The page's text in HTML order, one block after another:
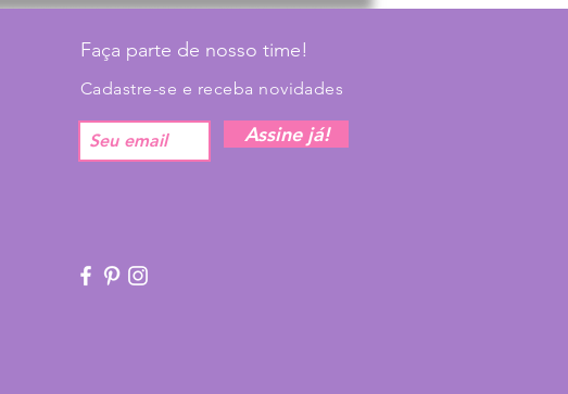
Faça parte de nosso time!
Assine já!
Cadastre-se e receba novidades